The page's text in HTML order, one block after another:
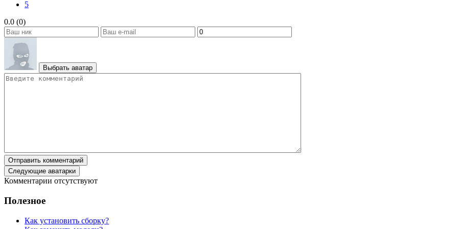
5
0.0 (0)
Выбрать аватар
Отправить комментарий
Следующие аватарки
Комментарии отсутствуют
Полезное
Как установить сборку?